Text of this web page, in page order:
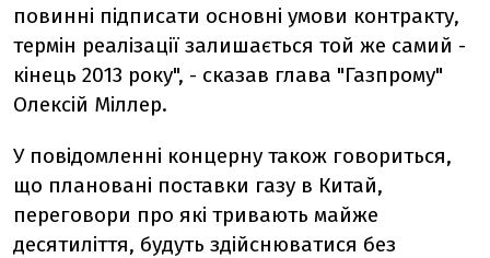
повинні підписати основні умови контракту,
термін реалізації залишається той же самий -
кінець 2013 року", - сказав глава "Газпрому"
Олексій Міллер.
У повідомленні концерну також говориться,
що плановані поставки газу в Китай,
переговори про які тривають майже
десятиліття, будуть здійснюватися без